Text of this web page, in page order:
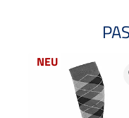
NEU